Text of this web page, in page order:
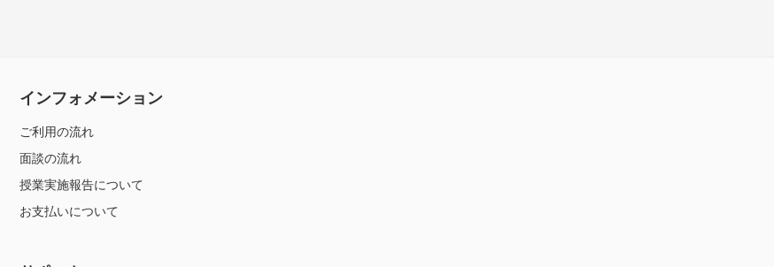
インフォメーション
ご利用の流れ
面談の流れ
授業実施報告について
お支払いについて